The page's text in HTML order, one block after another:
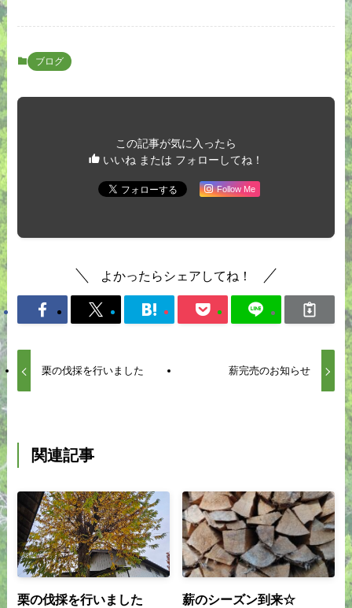
ブログ
この記事が気に入ったら
いいね または フォローしてね！
Follow Me
よかったらシェアしてね！
栗の伐採を行いました 薪完売のお知らせ
関連記事
栗の伐採を行いました 薪のシーズン到来☆